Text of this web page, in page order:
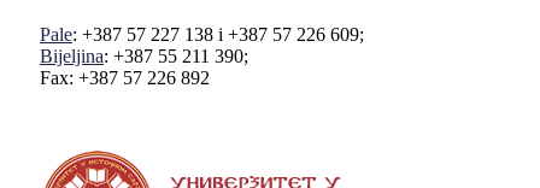
Pale: +387 57 227 138 i +387 57 226 609;
Bijeljina: +387 55 211 390;
Fax: +387 57 226 892